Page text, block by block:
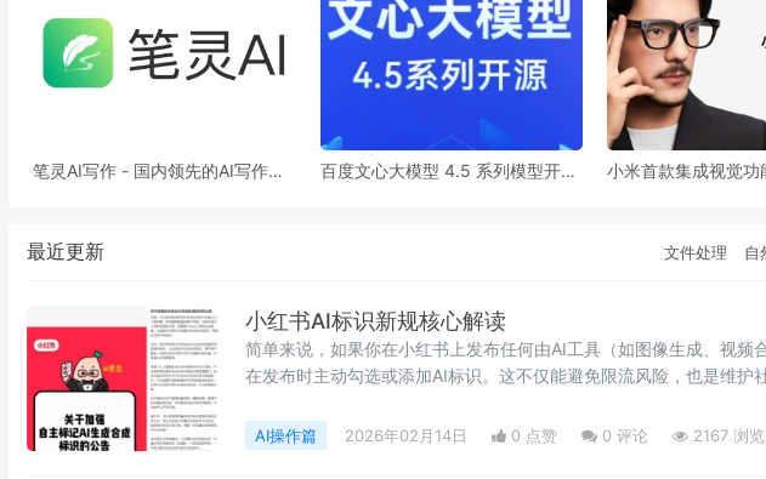
笔灵AI写作 - 国内领先的AI写作助
百度文心大模型 4.5 系列模型开
小米首款集成视觉功
最近更新 文件处理 自
小红书AI标识新规核心解读
简单来说，如果你在小红书上发布任何由AI工具（如图像生成、视
在发布时主动勾选或添加AI标识。这不仅能避免限流风险，也是维护
AI操作篇 2026年02月14日 0 点赞 0 评论 2167 浏览